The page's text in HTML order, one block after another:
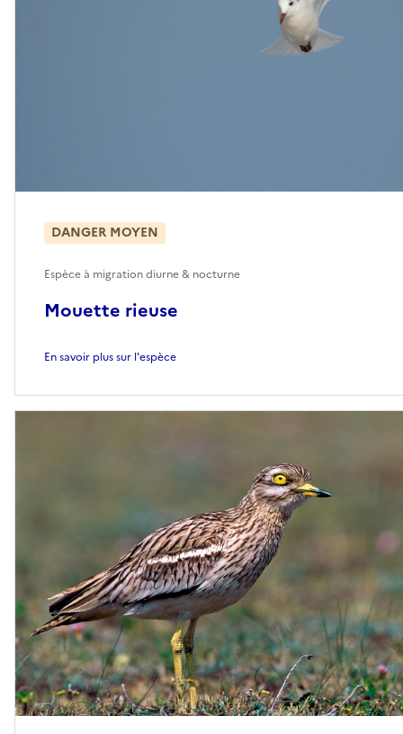
Mouette rieuse
DANGER MOYEN
Espèce à migration diurne & nocturne
En savoir plus sur l'espèce